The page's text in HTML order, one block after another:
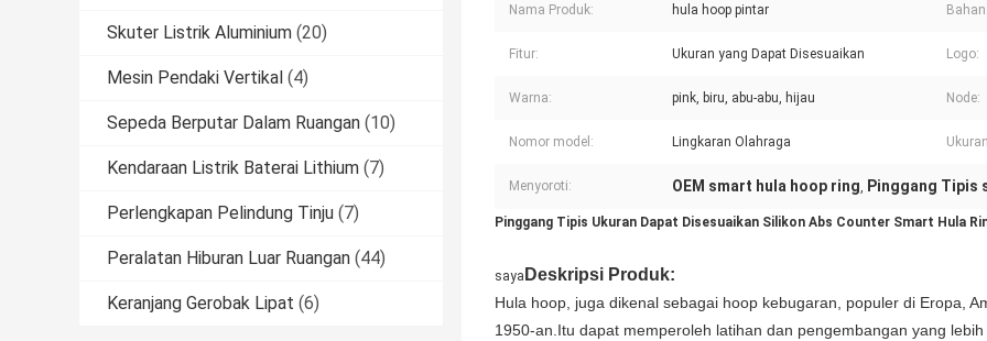
Skuter Listrik Aluminium (20)
Mesin Pendaki Vertikal (4)
Sepeda Berputar Dalam Ruangan (10)
Kendaraan Listrik Baterai Lithium (7)
Perlengkapan Pelindung Tinju (7)
Peralatan Hiburan Luar Ruangan (44)
Keranjang Gerobak Lipat (6)
Nama Produk: hula hoop pintar Bahan:
Fitur: Ukuran yang Dapat Disesuaikan Logo:
Warna: pink, biru, abu-abu, hijau Node:
Nomor model: Lingkaran Olahraga
Menyoroti: OEM smart hula hoop ring, Pinggang Tipis
Pinggang Tipis Ukuran Dapat Disesuaikan Silikon Abs Counter Smart Hula
saya Deskripsi Produk:
Hula hoop, juga dikenal sebagai hoop kebugaran, populer di Eropa,
1950-an.Itu dapat memperoleh latihan dan pengembangan yang